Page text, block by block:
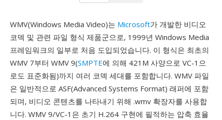
WMV(Windows Media Video)는 Microsoft가 개발한 비디오
코덱 및 관련 파일 형식 제품군으로, 1999년 Windows Media
프레임워크의 일부로 처음 도입되었습니다. 이 형식은 최초의
WMV 7부터 WMV 9(SMPTE에 의해 421M 사양으로 VC-1으
로도 표준화됨)까지 여러 코덱 세대를 포함합니다. WMV 파일
은 일반적으로 ASF(Advanced Systems Format) 래퍼에 포함
되며, 비디오 콘텐츠를 나타내기 위해 .wmv 확장자를 사용합
니다. WMV 9/VC-1은 초기 H.264 구현에 필적하는 압축 효율